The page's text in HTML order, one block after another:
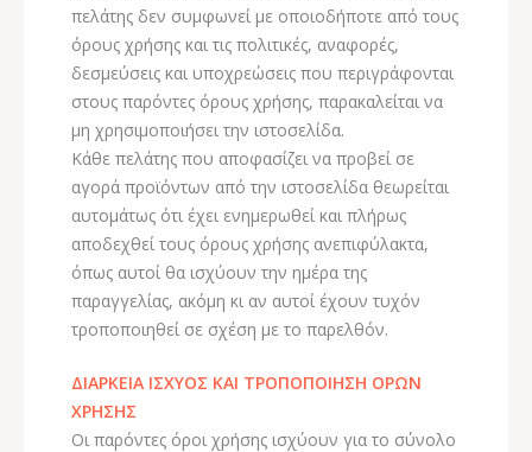
πελάτης δεν συμφωνεί με οποιοδήποτε από τους
όρους χρήσης και τις πολιτικές, αναφορές,
δεσμεύσεις και υποχρεώσεις που περιγράφονται
στους παρόντες όρους χρήσης, παρακαλείται να
μη χρησιμοποιήσει την ιστοσελίδα.
Κάθε πελάτης που αποφασίζει να προβεί σε
αγορά προϊόντων από την ιστοσελίδα θεωρείται
αυτομάτως ότι έχει ενημερωθεί και πλήρως
αποδεχθεί τους όρους χρήσης ανεπιφύλακτα,
όπως αυτοί θα ισχύουν την ημέρα της
παραγγελίας, ακόμη κι αν αυτοί έχουν τυχόν
τροποποιηθεί σε σχέση με το παρελθόν.
ΔΙΑΡΚΕΙΑ ΙΣΧΥΟΣ ΚΑΙ ΤΡΟΠΟΠΟΙΗΣΗ ΟΡΩΝ
ΧΡΗΣΗΣ
Οι παρόντες όροι χρήσης ισχύουν για το σύνολο